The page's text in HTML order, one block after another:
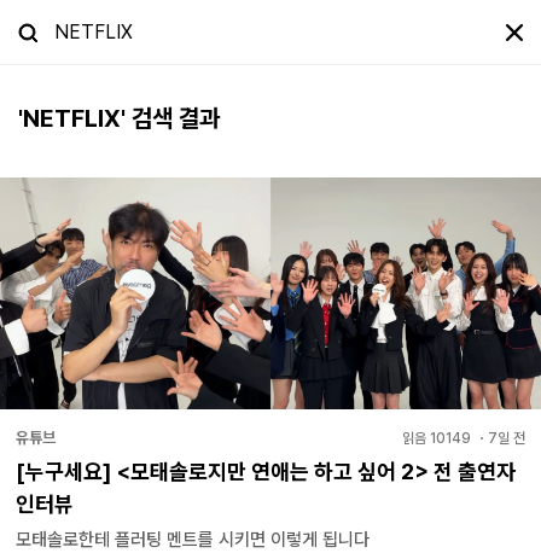
'NETFLIX' 검색 결과
유튜브 읽음 10149 ・ 7일 전
[누구세요] <모태솔로지만 연애는 하고 싶어 2> 전 출연자
인터뷰
모태솔로한테 플러팅 멘트를 시키면 이렇게 됩니다